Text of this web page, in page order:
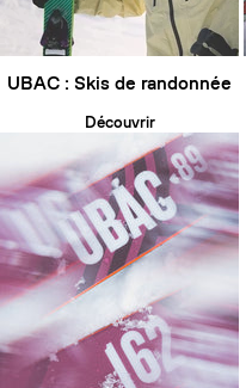
UBAC : Skis de randonnée
Découvrir